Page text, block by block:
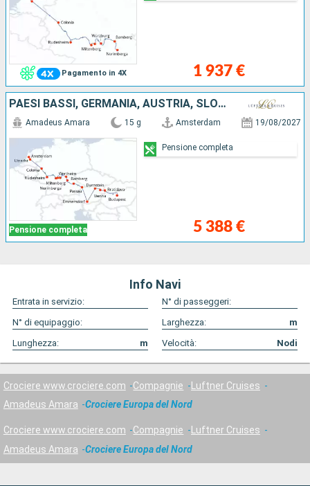
Pagamento in 4X 1 937 €
PAESI BASSI, GERMANIA, AUSTRIA, SLOVACCHIA, UNGHERIA
Pensione completa
Amadeus Amara 15 g Amsterdam 19/08/2027
5 388 €
Pensione completa
Info Navi
Entrata in servizio:
N° di passeggeri:
N° di equipaggio:
Larghezza:
m
Lunghezza:
m Velocità: Nodi
Crociere www.crociere.com Compagnie
Luftner Cruises
Amadeus Amara
Crociere Europa del Nord
Crociere www.crociere.com Compagnie
Luftner Cruises
Amadeus Amara
Crociere Europa del Nord